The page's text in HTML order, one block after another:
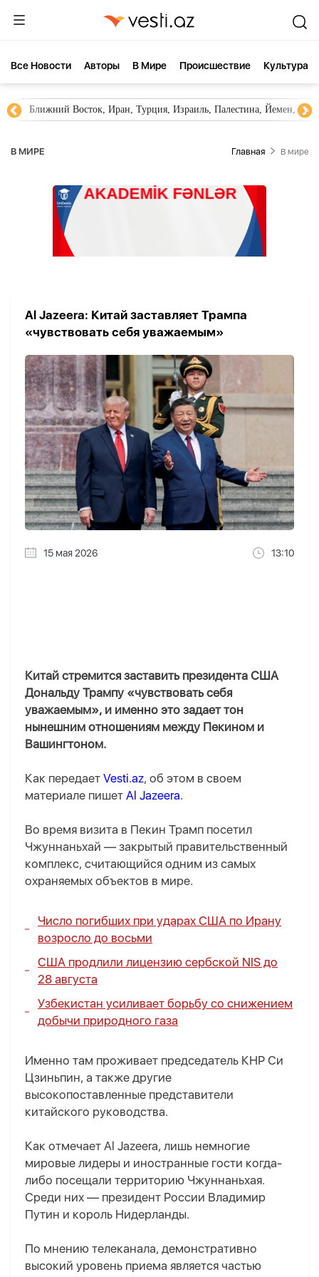
Все Новости Aвторы В Мире Происшествие Культура
Ближний Восток, Иран, Турция, Израиль, Палестина, Йемен,
В МИРЕ Главная В мире
Al Jazeera: Китай заставляет Трампа
«чувствовать себя уважаемым»
15 мая 2026 13:10
Китай стремится заставить президента США
Дональду Трампу «чувствовать себя
уважаемым», и именно это задает тон
нынешним отношениям между Пекином и
Вашингтоном.
Как передает Vesti.az, об этом в своем
материале пишет Al Jazeera.
Во время визита в Пекин Трамп посетил
Чжуннаньхай — закрытый правительственный
комплекс, считающийся одним из самых
охраняемых объектов в мире.
Число погибших при ударах США по Ирану
возросло до восьми
США продлили лицензию сербской NIS до
28 августа
Узбекистан усиливает борьбу со снижением
добычи природного газа
Именно там проживает председатель КНР Си
Цзиньпин, а также другие
высокопоставленные представители
китайского руководства.
Как отмечает Al Jazeera, лишь немногие
мировые лидеры и иностранные гости когда-
либо посещали территорию Чжуннаньхая.
Среди них — президент России Владимир
Путин и король Нидерланды.
По мнению телеканала, демонстративно
высокий уровень приема является частью